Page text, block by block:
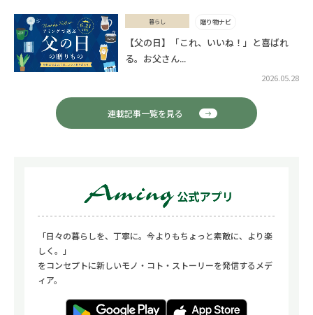
暮らし
2026.05.28
【父の日】「これ、いいね！」と喜ばれ
る。お父さん...
贈り物ナビ
連載記事一覧を見る
「日々の暮らしを、丁寧に。今よりもちょっと素敵に、より楽
しく。」
をコンセプトに新しいモノ・コト・ストーリーを発信するメデ
ィア。